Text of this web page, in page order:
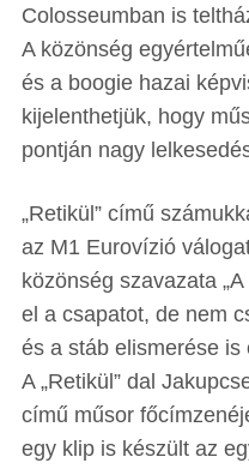
Colosseumban is
A közönség
és a boogie hazai
kijelenthetjük, hogy
pontján nagy
„Retikül” című
az M1 Eurovízió
közönség szavazata
el a csapatot, de nem
és a stáb elismerése is
A „Retikül” dal
című műsor
egy klip is készült az